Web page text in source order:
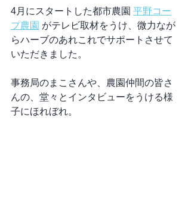
4月にスタートした都市農園 平野コー
プ農園 がテレビ取材をうけ、微力なが
らハーブのあれこれでサポートさせて
いただきました。
事務局のまこさんや、農園仲間の皆さ
んの、堂々とインタビューをうける様
子にほれぼれ。